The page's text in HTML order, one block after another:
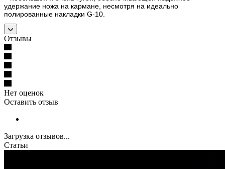
удержание ножа на кармане, несмотря на идеально
полированные накладки G-10.
Отзывы
Нет оценок
Оставить отзыв
Загрузка отзывов...
Статьи